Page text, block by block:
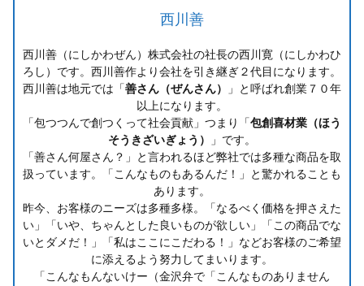
西川善
西川善（にしかわぜん）株式会社の社長の西川寛（にしかわひ
ろし）です。西川善作より会社を引き継ぎ２代目になります。
西川善は地元では「善さん（ぜんさん）
」と呼ばれ創業７０年
以上になります。
「包つつんで創つくって社会貢献」つまり「包創喜材業（ほう
そうきざいぎょう）
」です。
「善さん何屋さん？」と言われるほど弊社では多種な商品を取
扱っています。「こんなものもあるんだ！」と驚かれることも
あります。
昨今、お客様のニーズは多種多様。「なるべく価格を押さえた
い」「いや、ちゃんとした良いものが欲しい」「この商品でな
いとダメだ！」「私はここにこだわる！」などお客様のご希望
に添えるよう努力してまいります。
「こんなもんないけー（金沢弁で「こんなものありません